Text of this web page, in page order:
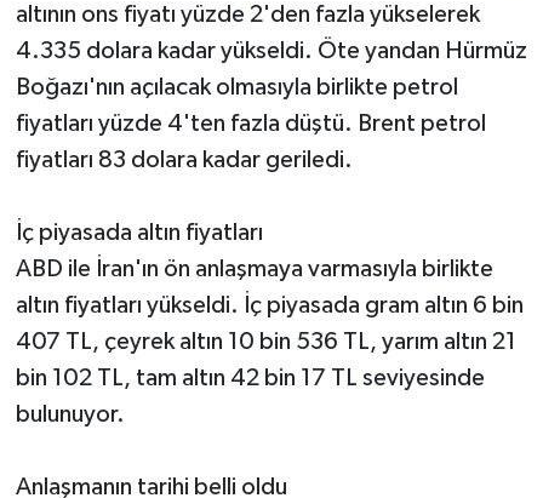
altının ons fiyatı yüzde 2'den fazla yükselerek
4.335 dolara kadar yükseldi. Öte yandan Hürmüz
Boğazı'nın açılacak olmasıyla birlikte petrol
fiyatları yüzde 4'ten fazla düştü. Brent petrol
fiyatları 83 dolara kadar geriledi.
İç piyasada altın fiyatları
ABD ile İran'ın ön anlaşmaya varmasıyla birlikte
altın fiyatları yükseldi. İç piyasada gram altın 6 bin
407 TL, çeyrek altın 10 bin 536 TL, yarım altın 21
bin 102 TL, tam altın 42 bin 17 TL seviyesinde
bulunuyor.
Anlaşmanın tarihi belli oldu